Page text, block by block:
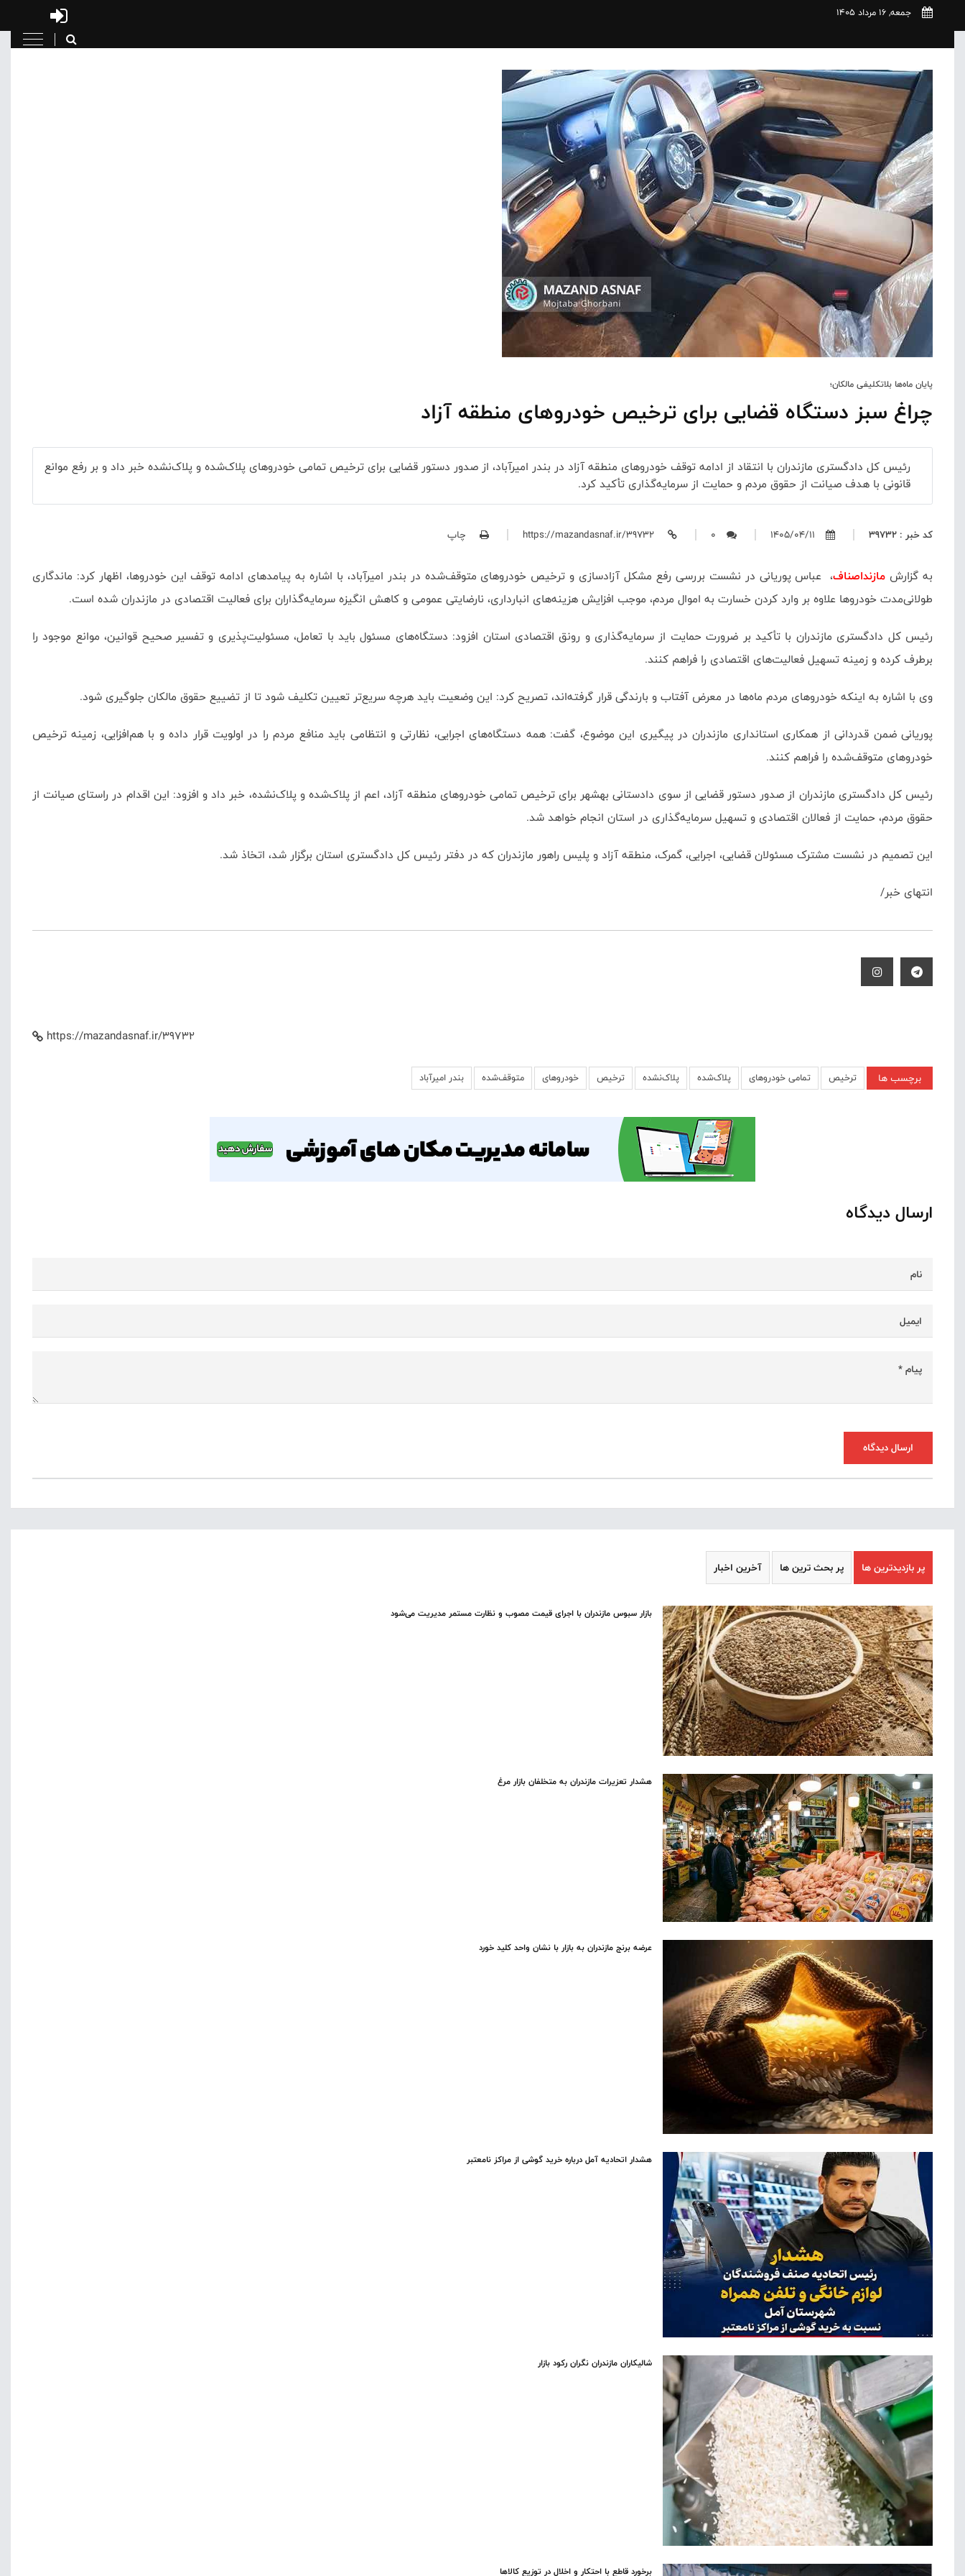
جمعه, 16 مرداد 1405
پایان ماه‌ها بلاتکلیفی مالکان؛
چراغ سبز دستگاه قضایی برای ترخیص خودروهای منطقه آزاد
رئیس کل دادگستری مازندران با انتقاد از ادامه توقف خودروهای منطقه آزاد در بندر امیرآباد، از صدور دستور قضایی برای ترخیص تمامی خودروهای پلاک‌شده و پلاک‌نشده خبر داد و بر رفع موانع
قانونی با هدف صیانت از حقوق مردم و حمایت از سرمایه‌گذاری تأکید کرد.
کد خبر : 39732 1405/04/11
0 چاپ
به گزارش مازنداصناف، عباس پوریانی در نشست بررسی رفع مشکل آزادسازی و ترخیص خودروهای متوقف‌شده در بندر امیرآباد، با اشاره به پیامدهای ادامه توقف این خودروها، اظهار کرد: ماندگاری
طولانی‌مدت خودروها علاوه بر وارد کردن خسارت به اموال مردم، موجب افزایش هزینه‌های انبارداری، نارضایتی عمومی و کاهش انگیزه سرمایه‌گذاران برای فعالیت اقتصادی در مازندران شده است.
رئیس کل دادگستری مازندران با تأکید بر ضرورت حمایت از سرمایه‌گذاری و رونق اقتصادی استان افزود: دستگاه‌های مسئول باید با تعامل، مسئولیت‌پذیری و تفسیر صحیح قوانین، موانع موجود را
برطرف کرده و زمینه تسهیل فعالیت‌های اقتصادی را فراهم کنند.
وی با اشاره به اینکه خودروهای مردم ماه‌ها در معرض آفتاب و بارندگی قرار گرفته‌اند، تصریح کرد: این وضعیت باید هرچه سریع‌تر تعیین تکلیف شود تا از تضییع حقوق مالکان جلوگیری شود.
پوریانی ضمن قدردانی از همکاری استانداری مازندران در پیگیری این موضوع، گفت: همه دستگاه‌های اجرایی، نظارتی و انتظامی باید منافع مردم را در اولویت قرار داده و با هم‌افزایی، زمینه ترخیص
خودروهای متوقف‌شده را فراهم کنند.
رئیس کل دادگستری مازندران از صدور دستور قضایی از سوی دادستانی بهشهر برای ترخیص تمامی خودروهای منطقه آزاد، اعم از پلاک‌شده و پلاک‌نشده، خبر داد و افزود: این اقدام در راستای صیانت از
حقوق مردم، حمایت از فعالان اقتصادی و تسهیل سرمایه‌گذاری در استان انجام خواهد شد.
این تصمیم در نشست مشترک مسئولان قضایی، اجرایی، گمرک، منطقه آزاد و پلیس راهور مازندران که در دفتر رئیس کل دادگستری استان برگزار شد، اتخاذ شد.
انتهای خبر/
https://mazandasnaf.ir/39732
برچسب ها ترخیص تمامی خودروهای پلاک‌شده پلاک‌نشده ترخیص خودروهای متوقف‌شده بندر امیرآباد
ارسال دیدگاه
ارسال دیدگاه
پر بازدیدترین ها پر بحث ترین ها آخرین اخبار
بازار سبوس مازندران با اجرای قیمت مصوب و نظارت مستمر مدیریت می‌شود
هشدار تعزیرات مازندران به متخلفان بازار مرغ
عرضه برنج مازندران به بازار با نشان واحد کلید خورد
هشدار اتحادیه آمل درباره خرید گوشی از مراکز نامعتبر
شالیکاران مازندران نگران رکود بازار
برخورد قاطع با احتکار و اخلال در توزیع کالاها